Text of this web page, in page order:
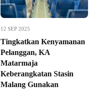
12 SEP 2025
Tingkatkan Kenyamanan
Pelanggan, KA
Matarmaja
Keberangkatan Stasin
Malang Gunakan